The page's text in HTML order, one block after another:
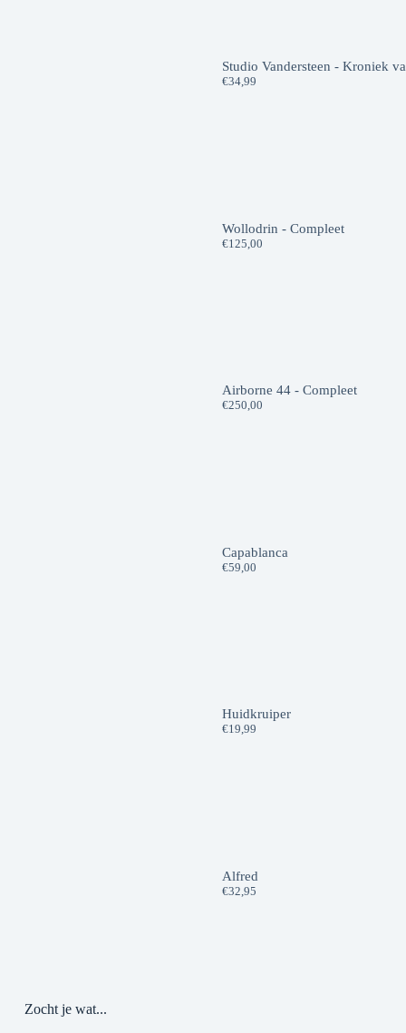
Studio Vandersteen - Kroniek
€34,99
Wollodrin - Compleet
€125,00
Airborne 44 - Compleet
€250,00
Capablanca
€59,00
Huidkruiper
€19,99
Alfred
€32,95
Zocht je wat...